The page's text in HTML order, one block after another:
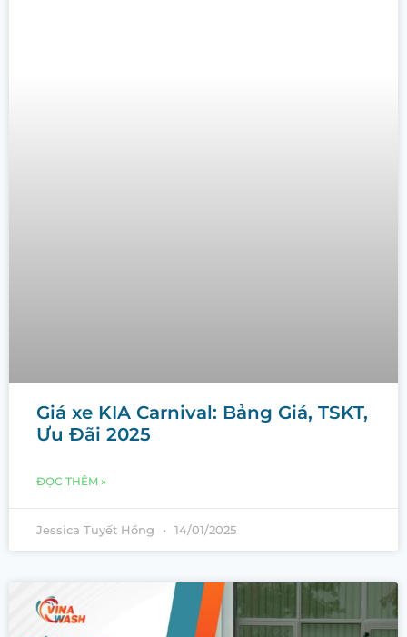
Giá xe KIA Carnival: Bảng Giá, TSKT,
Ưu Đãi 2025
ĐỌC THÊM »
Jessica Tuyết Hồng 14/01/2025